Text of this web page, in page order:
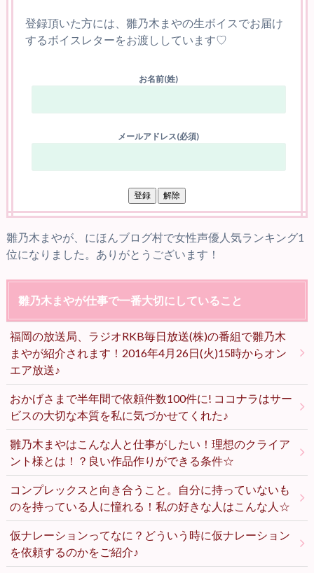
登録頂いた方には、雛乃木まやの生ボイスでお届け
するボイスレターをお渡ししています♡
お名前(姓)
メールアドレス(必須)
雛乃木まやが、にほんブログ村で女性声優人気ランキング1
位になりました。ありがとうございます！
雛乃木まやが仕事で一番大切にしていること
福岡の放送局、ラジオRKB毎日放送(株)の番組で雛乃木
まやが紹介されます！2016年4月26日(火)15時からオン
エア放送♪
おかげさまで半年間で依頼件数100件に! ココナラはサー
ビスの大切な本質を私に気づかせてくれた♪
雛乃木まやはこんな人と仕事がしたい！理想のクライア
ント様とは！？良い作品作りができる条件☆
コンプレックスと向き合うこと。自分に持っていないも
のを持っている人に憧れる！私の好きな人はこんな人☆
仮ナレーションってなに？どういう時に仮ナレーション
を依頼するのかをご紹介♪